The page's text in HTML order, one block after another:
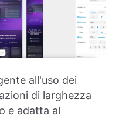
all'uso dei
di larghezza
e adatta al